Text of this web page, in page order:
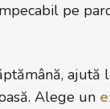
pe
Alege un